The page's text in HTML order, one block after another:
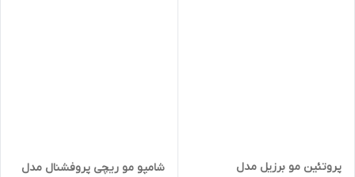
پروتئین مو برزیل مدل
شامپو مو ریچی پروفشنال مدل